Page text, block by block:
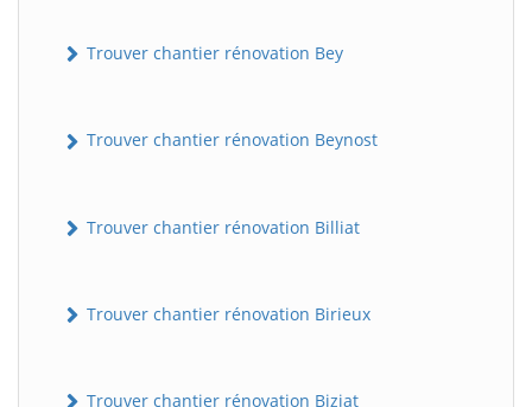
Trouver chantier rénovation Bey
Trouver chantier rénovation Beynost
Trouver chantier rénovation Billiat
Trouver chantier rénovation Birieux
Trouver chantier rénovation Biziat